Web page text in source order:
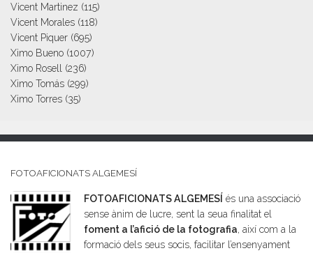
Vicent Martinez (115)
Vicent Morales (118)
Vicent Piquer (695)
Ximo Bueno (1007)
Ximo Rosell
(236)
Ximo Tomás (299)
Ximo Torres (35)
FOTOAFICIONATS ALGEMESÍ
FOTOAFICIONATS ALGEMESÍ és una associació
sense ànim de lucre, sent la seua finalitat el
foment a l’afició de la fotografia, així com a la
formació dels seus socis, facilitar l’ensenyament